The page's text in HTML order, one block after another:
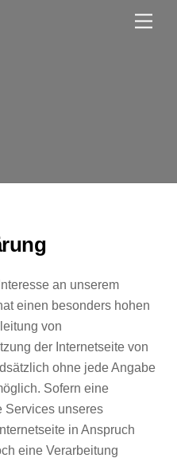
an unserem
einen besonders hohen
von
der Internetseite von
ohne jede Angabe
Sofern eine
Services unseres
in Anspruch
eine Verarbeitung